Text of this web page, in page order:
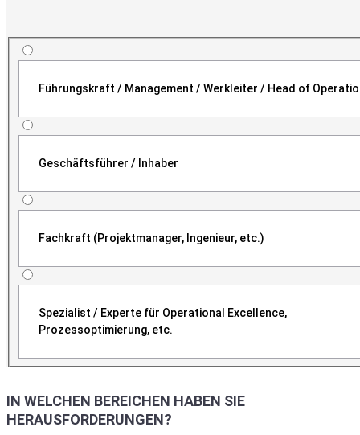
Führungskraft / Management / Werkleiter / Head of
Geschäftsführer / Inhaber
Fachkraft (Projektmanager, Ingenieur, etc.)
Spezialist / Experte für Operational Excellence,
Prozessoptimierung, etc.
IN WELCHEN BEREICHEN HABEN SIE
HERAUSFORDERUNGEN?